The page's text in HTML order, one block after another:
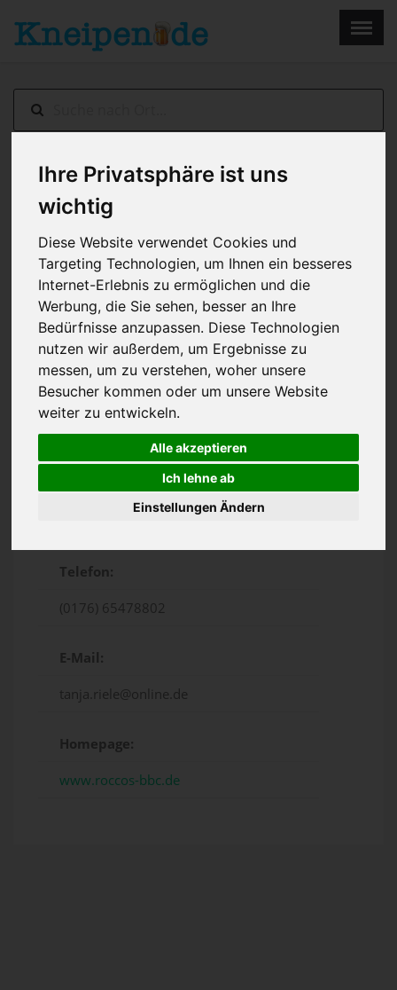
Ihre Privatsphäre ist uns
wichtig
Diese Website verwendet Cookies und
Targeting Technologien, um Ihnen ein besseres
Internet-Erlebnis zu ermöglichen und die
Werbung, die Sie sehen, besser an Ihre
Bedürfnisse anzupassen. Diese Technologien
nutzen wir außerdem, um Ergebnisse zu
messen, um zu verstehen, woher unsere
Besucher kommen oder um unsere Website
weiter zu entwickeln.
Alle akzeptieren
Ich lehne ab
Einstellungen Ändern
Mönchengladbach> Rocco´s BBC
Telefon:
(0176) 65478802
E-Mail:
tanja.riele@online.de
Homepage:
www.roccos-bbc.de
Menu ×
Impressum